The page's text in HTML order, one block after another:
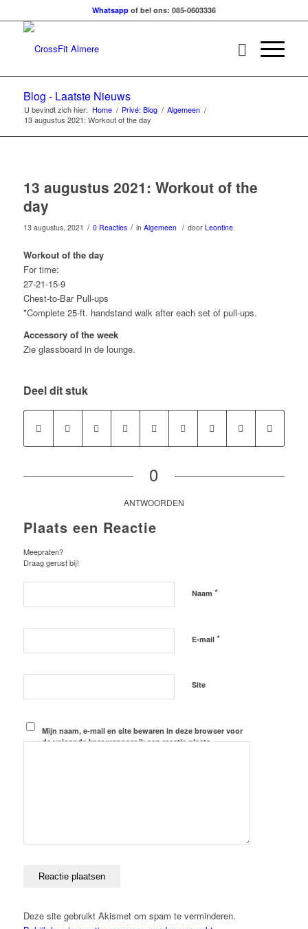
Whatsappof bel ons: 085-0603336
Blog - Laatste Nieuws
U bevindt zich hier: Home / Privé: Blog / Algemeen /
13 augustus 2021: Workout of the day
13 augustus 2021: Workout of the
day
13 augustus, 2021 / 0 Reacties / in Algemeen / door Leontine
Workout of the day
For time:
27-21-15-9
Chest-to-Bar Pull-ups
*Complete 25-ft. handstand walk after each set of pull-ups.
Accessory of the week
Zie glassboard in de lounge.
Deel dit stuk
0
ANTWOORDEN
Plaats een Reactie
Meepraten?
Draag gerust bij!
Naam *
E-mail *
Site
Mijn naam, e-mail en site bewaren in deze browser voor
de volgende keer wanneer ik een reactie plaats.
Deze site gebruikt Akismet om spam te verminderen.